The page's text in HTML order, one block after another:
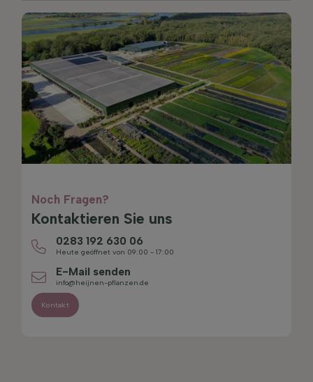
Noch Fragen?
Kontaktieren Sie uns
0283 192 630 06
Heute geöffnet von 09:00 - 17:00
E-Mail senden
info@heijnen-pflanzen.de
Kontakt